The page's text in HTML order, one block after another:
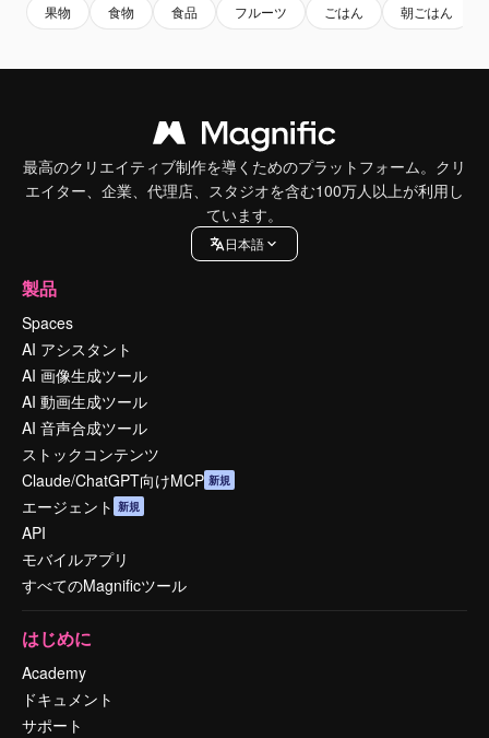
果物 食物 食品 フルーツ ごはん 朝ごはん
最高のクリエイティブ制作を導くためのプラットフォーム。クリ
エイター、企業、代理店、スタジオを含む100万人以上が利用し
ています。
日本語
製品
Spaces
AI アシスタント
AI 画像生成ツール
AI 動画生成ツール
AI 音声合成ツール
ストックコンテンツ
Claude/ChatGPT向けMCP 新規
エージェント 新規
API
モバイルアプリ
すべてのMagnificツール
はじめに
Academy
ドキュメント
サポート